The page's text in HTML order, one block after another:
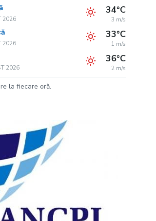
2026
34°C
3 m/s
2026
33°C
1 m/s
2026
36°C
2 m/s
la fiecare oră.